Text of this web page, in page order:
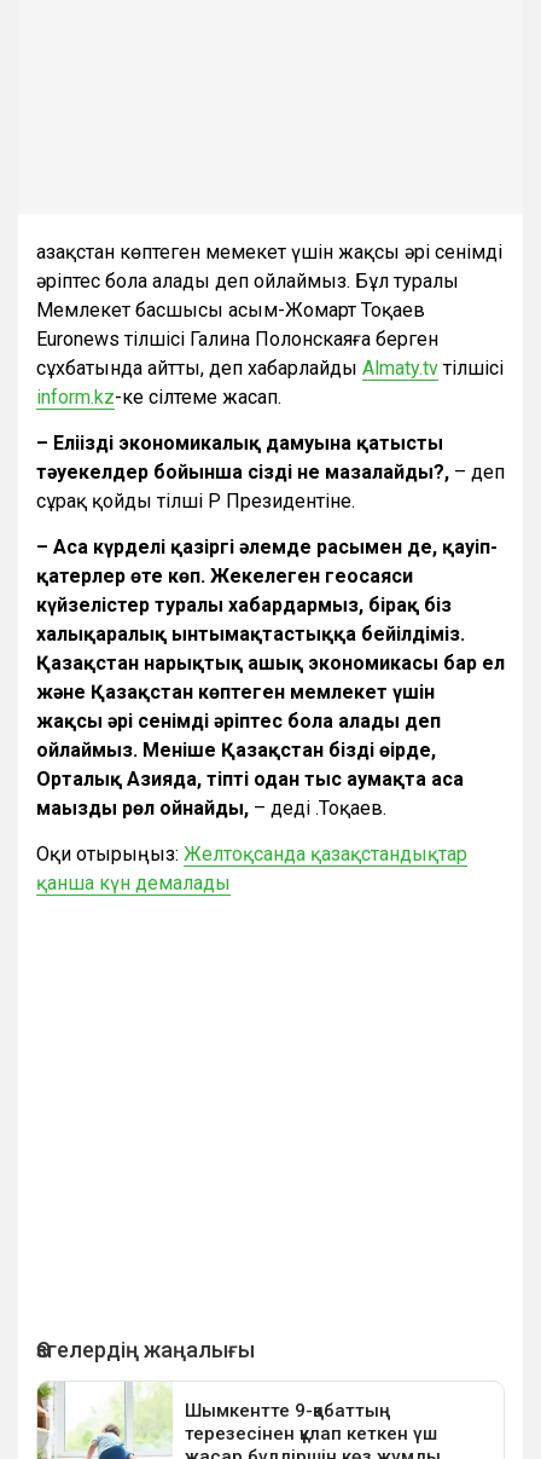
Қазақстан көптеген мемекет үшін жақсы әрі сенімді
әріптес бола алады деп ойлаймыз. Бұл туралы
Мемлекет басшысы Қасым-Жомарт Тоқаев
Euronews тілшісі Галина Полонскаяға берген
сұхбатында айтты, деп хабарлайды Аlmaty.tvтілшісі
inform.kz-ке сілтеме жасап.
– Еліңіздің экономикалық дамуына қатысты
тәуекелдер бойынша сізді не мазалайды?, – деп
сұрақ қойды тілші ҚР Президентіне.
– Аса күрделі қазіргі әлемде расымен де, қауіп-
қатерлер өте көп. Жекелеген геосаяси
күйзелістер туралы хабардармыз, бірақ біз
халықаралық ынтымақтастыққа бейілдіміз.
Қазақстан нарықтық ашық экономикасы бар ел
және Қазақстан көптеген мемлекет үшін
жақсы әрі сенімді әріптес бола алады деп
ойлаймыз. Меніңше Қазақстан біздің өңірде,
Орталық Азияда, тіпті одан тыс аумақта аса
маңызды рөл ойнайды, – деді Қ.Тоқаев.
Оқи отырыңыз: Желтоқсанда қазақстандықтар
қанша күн демалады